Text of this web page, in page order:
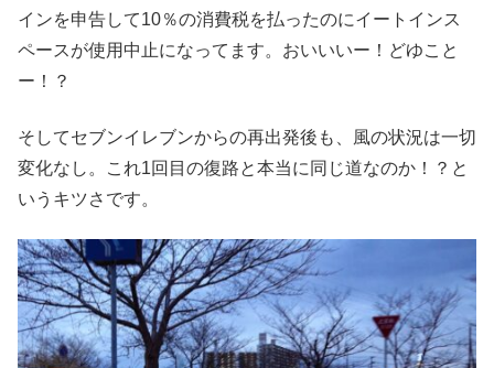
インを申告して10％の消費税を払ったのにイートインス
ペースが使用中止になってます。おいいいー！どゆこと
ー！？
そしてセブンイレブンからの再出発後も、風の状況は一切
変化なし。これ1回目の復路と本当に同じ道なのか！？と
いうキツさです。